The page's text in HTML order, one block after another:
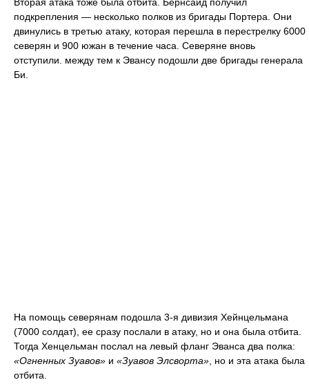
подкрепления — несколько полков из бригады Портера. Они
двинулись в третью атаку, которая перешла в перестрелку 6000
северян и 900 южан в течение часа. Северяне вновь
отступили. между тем к Эвансу подошли две бригады генерала
Би.
На помощь северянам подошла 3-я дивизия Хейнцельмана
(7000 солдат), ее сразу послали в атаку, но и она была отбита.
Тогда Хенцельман послал на левый фланг Эванса два полка:
«Огненных Зуавов» и «Зуавов Элсворта» , но и эта атака была
отбита.